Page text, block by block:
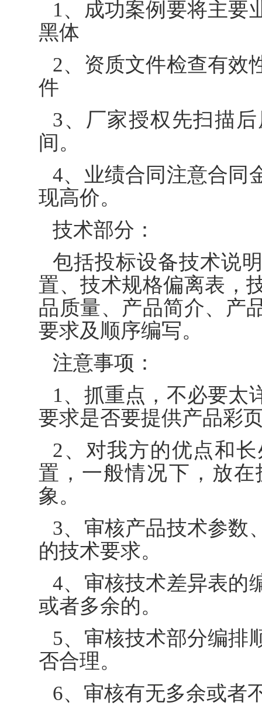
1、成功案例要将主要
黑体
2、资质文件检查有效
件
3、厂家授权先扫描
间。
4、业绩合同注意合同
现高价。
技术部分：
包括投标设备技术说
置、技术规格偏离表，
品质量、产品简介、产
要求及顺序编写。
注意事项：
1、抓重点，不必要太
要求是否要提供产品彩
2、对我方的优点和
置，一般情况下，放
象。
3、审核产品技术参数
的技术要求。
4、审核技术差异表的
或者多余的。
5、审核技术部分编排
否合理。
6、审核有无多余或者